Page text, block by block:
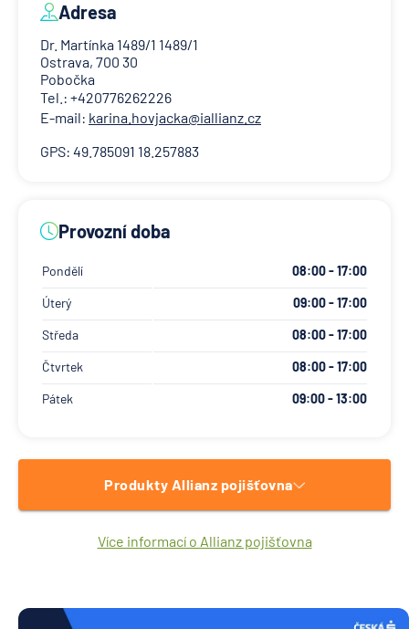
Adresa
Dr. Martínka 1489/1 1489/1
Ostrava, 700 30
Pobočka
Tel.: +420776262226
E-mail: karina.hovjacka@iallianz.cz
GPS: 49.785091 18.257883
Provozní doba
Pondělí 08:00 - 17:00
Úterý 09:00 - 17:00
Středa 08:00 - 17:00
Čtvrtek 08:00 - 17:00
Pátek 09:00 - 13:00
Produkty Allianz pojišťovna
Více informací o Allianz pojišťovna